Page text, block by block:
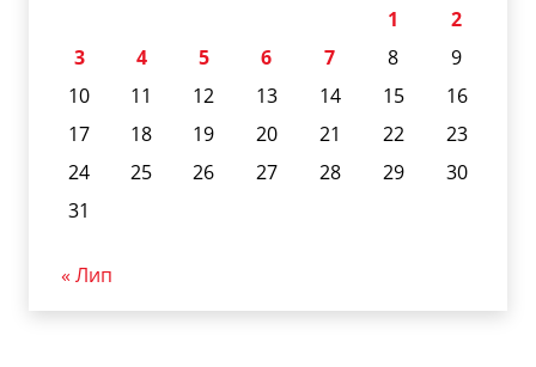
1
2
3
4 5 6 7 8
9
10
11 12 13 14 15
16
17
18 19 20 21 22
23
24
25 26 27 28 29
30
31
« Лип